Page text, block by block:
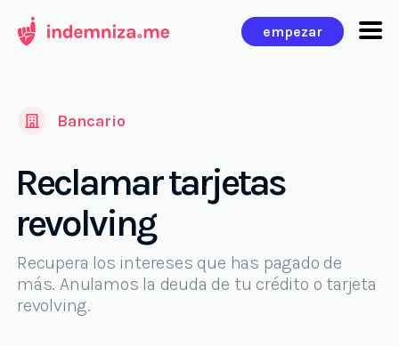
empezar
Bancario
Reclamar tarjetas
revolving
Recupera los intereses que has pagado de
más. Anulamos la deuda de tu crédito o tarjeta
revolving.